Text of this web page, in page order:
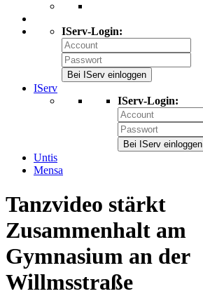
IServ-Login:
Bei IServ einloggen
IServ
IServ-Login:
Bei IServ einloggen
Untis
Mensa
Tanzvideo stärkt
Zusammenhalt am
Gymnasium an der
Willmsstraße